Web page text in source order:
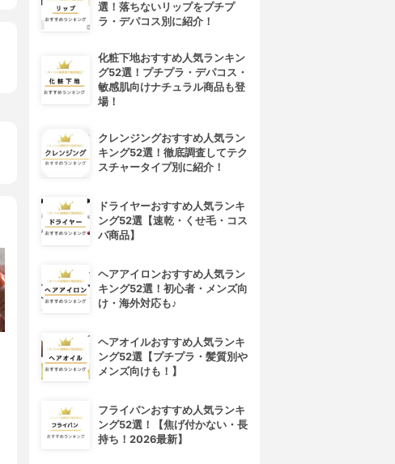
選！落ちないリップをプチプ
ラ・デパコス別に紹介！
化粧下地おすすめ人気ランキン
グ52選！プチプラ・デパコス・
敏感肌向けナチュラル商品も登
場！
クレンジングおすすめ人気ラン
キング52選！徹底調査してテク
スチャータイプ別に紹介！
ドライヤーおすすめ人気ランキ
ング52選【速乾・くせ毛・コス
パ商品】
ヘアアイロンおすすめ人気ラン
キング52選！初心者・メンズ向
け・海外対応も♪
ヘアオイルおすすめ人気ランキ
ング52選【プチプラ・髪質別や
メンズ向けも！】
フライパンおすすめ人気ランキ
ング52選！【焦げ付かない・長
持ち！2026最新】